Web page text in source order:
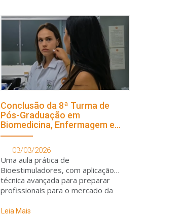
Conclusão da 8ª Turma de
Pós-Graduação em
Biomedicina, Enfermagem e
Farmácia Estética
03/03/2026
Uma aula prática de
Bioestimuladores, com aplicação
técnica avançada para preparar
profissionais para o mercado da
Leia Mais